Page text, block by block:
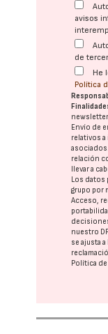
avisos
de
He
Política
Envío de
relativos
relación
llevar a
Los datos
grupo por
Acceso,
nuestro
se ajusta
Política